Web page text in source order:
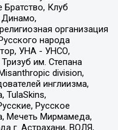
Братство, Клуб
организация
народа
УНА - УНСО,
им. Степана
division,
инглиизма,
TulaSkins,
Русское
Мечеть Мирмамеда,
г. Астрахани, ВОЛЯ,